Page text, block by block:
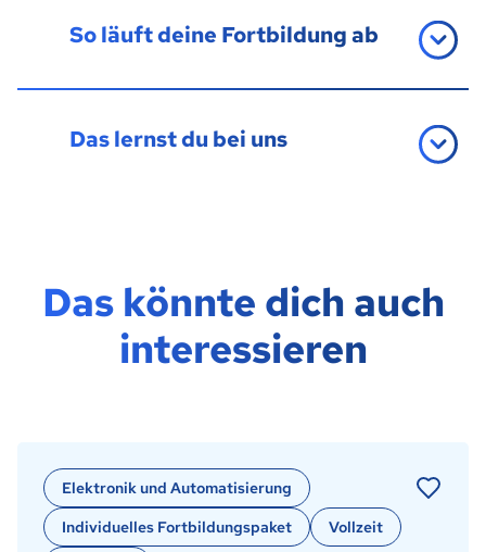
So läuft deine Fortbildung ab
Das lernst du bei uns
Das könnte dich auch
interessieren
Elektronik und Automatisierung
Individuelles Fortbildungspaket
Vollzeit